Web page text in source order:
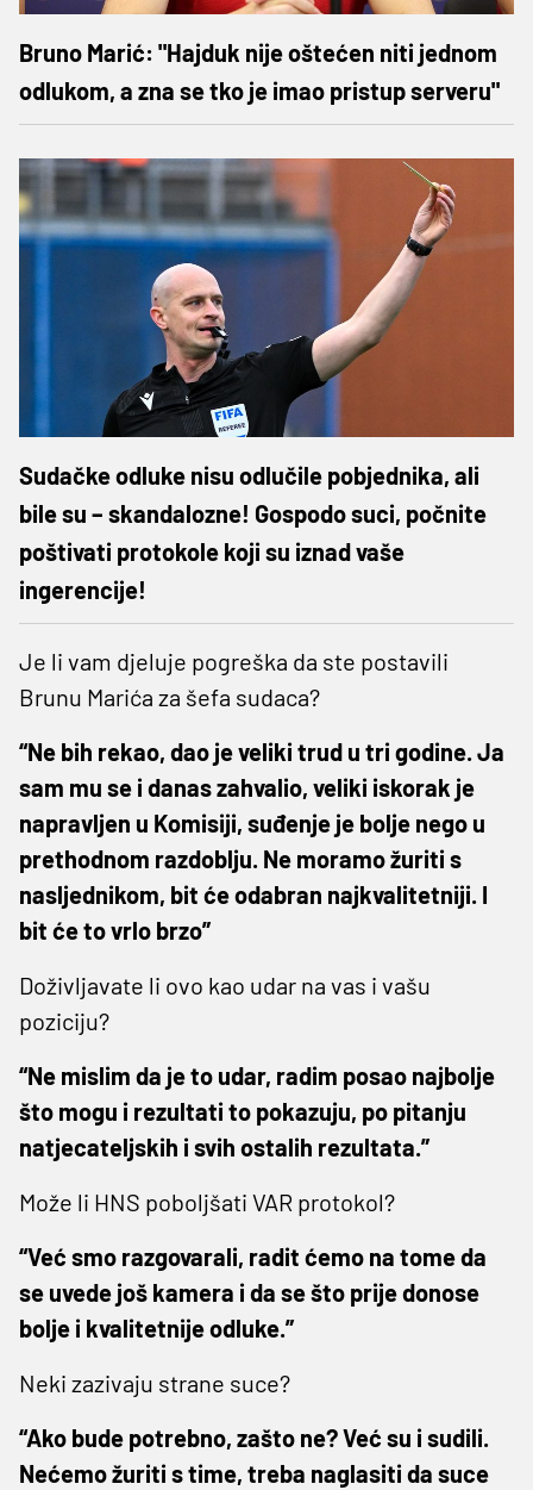
Bruno Marić: "Hajduk nije oštećen niti jednom
odlukom, a zna se tko je imao pristup serveru"
Sudačke odluke nisu odlučile pobjednika, ali
bile su – skandalozne! Gospodo suci, počnite
poštivati protokole koji su iznad vaše
ingerencije!
Je li vam djeluje pogreška da ste postavili
Brunu Marića za šefa sudaca?
“Ne bih rekao, dao je veliki trud u tri godine. Ja
sam mu se i danas zahvalio, veliki iskorak je
napravljen u Komisiji, suđenje je bolje nego u
prethodnom razdoblju. Ne moramo žuriti s
nasljednikom, bit će odabran najkvalitetniji. I
bit će to vrlo brzo”
Doživljavate li ovo kao udar na vas i vašu
poziciju?
“Ne mislim da je to udar, radim posao najbolje
što mogu i rezultati to pokazuju, po pitanju
natjecateljskih i svih ostalih rezultata.”
Može li HNS poboljšati VAR protokol?
“Već smo razgovarali, radit ćemo na tome da
se uvede još kamera i da se što prije donose
bolje i kvalitetnije odluke.”
Neki zazivaju strane suce?
“Ako bude potrebno, zašto ne? Već su i sudili.
Nećemo žuriti s time, treba naglasiti da suce